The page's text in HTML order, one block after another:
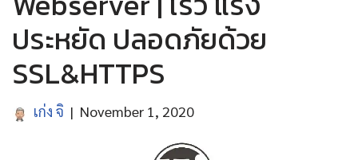
ประหยัด ปลอดภัยด้วย
SSL&HTTPS
เก่ง จิ November 1, 2020